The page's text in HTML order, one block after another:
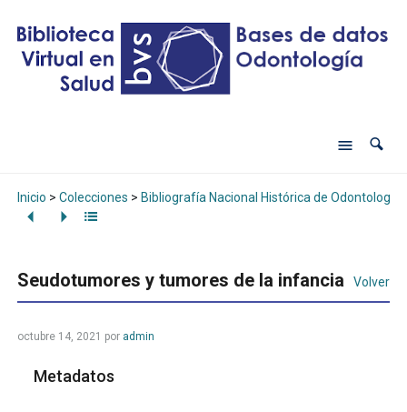
Inicio > Colecciones > Bibliografía Nacional Histórica de Odontología
Seudotumores y tumores de la infancia Volver
octubre 14, 2021 por admin
Metadatos